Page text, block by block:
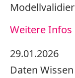
Weitere Infos
29.01.2026
Daten Wissen